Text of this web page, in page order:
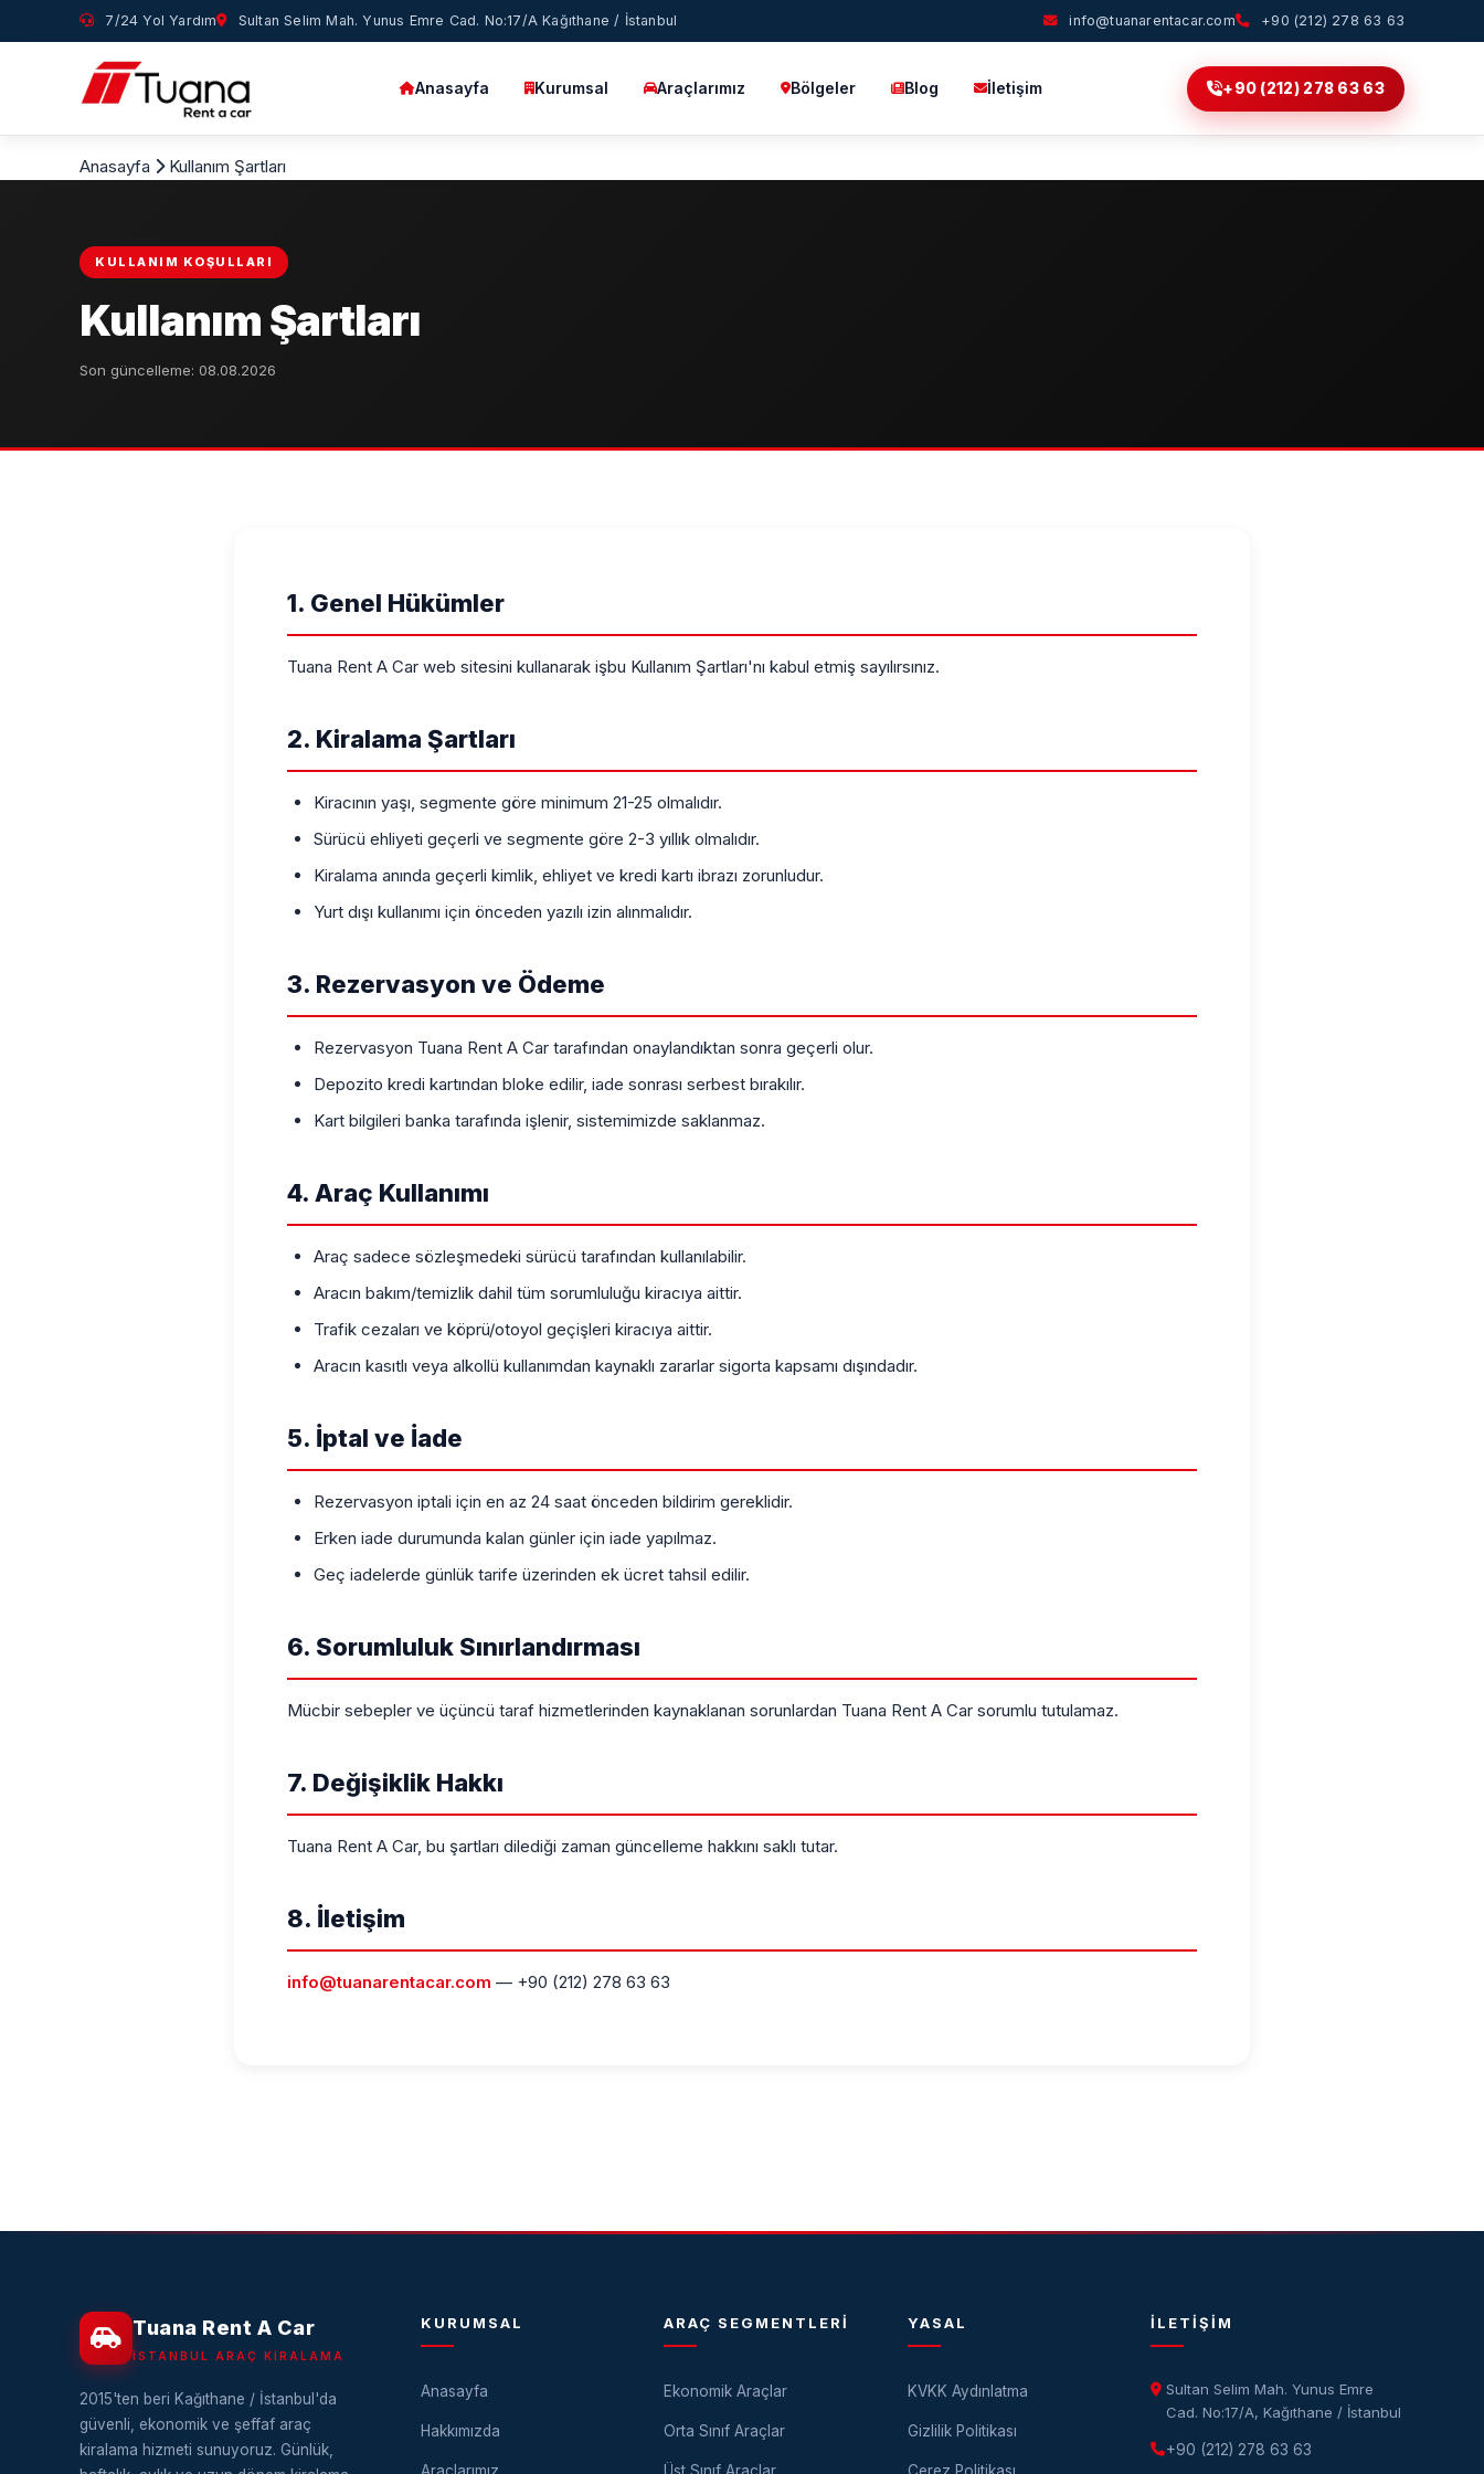
7/24 Yol Yardım Sultan Selim Mah. Yunus Emre Cad. No:17/A Kağıthane / İstanbul info@tuanarentacar.com +90 (212) 278 63 63
Anasayfa Kurumsal Araçlarımız Bölgeler Blog İletişim +90 (212) 278 63 63
Anasayfa Kullanım Şartları
KULLANIM KOŞULLARI
Kullanım Şartları
Son güncelleme: 08.08.2026
1. Genel Hükümler
Tuana Rent A Car web sitesini kullanarak işbu Kullanım Şartları'nı kabul etmiş sayılırsınız.
2. Kiralama Şartları
Kiracının yaşı, segmente göre minimum 21-25 olmalıdır.
Sürücü ehliyeti geçerli ve segmente göre 2-3 yıllık olmalıdır.
Kiralama anında geçerli kimlik, ehliyet ve kredi kartı ibrazı zorunludur.
Yurt dışı kullanımı için önceden yazılı izin alınmalıdır.
3. Rezervasyon ve Ödeme
Rezervasyon Tuana Rent A Car tarafından onaylandıktan sonra geçerli olur.
Depozito kredi kartından bloke edilir, iade sonrası serbest bırakılır.
Kart bilgileri banka tarafında işlenir, sistemimizde saklanmaz.
4. Araç Kullanımı
Araç sadece sözleşmedeki sürücü tarafından kullanılabilir.
Aracın bakım/temizlik dahil tüm sorumluluğu kiracıya aittir.
Trafik cezaları ve köprü/otoyol geçişleri kiracıya aittir.
Aracın kasıtlı veya alkollü kullanımdan kaynaklı zararlar sigorta kapsamı dışındadır.
5. İptal ve İade
Rezervasyon iptali için en az 24 saat önceden bildirim gereklidir.
Erken iade durumunda kalan günler için iade yapılmaz.
Geç iadelerde günlük tarife üzerinden ek ücret tahsil edilir.
6. Sorumluluk Sınırlandırması
Mücbir sebepler ve üçüncü taraf hizmetlerinden kaynaklanan sorunlardan Tuana Rent A Car sorumlu tutulamaz.
7. Değişiklik Hakkı
Tuana Rent A Car, bu şartları dilediği zaman güncelleme hakkını saklı tutar.
8. İletişim
info@tuanarentacar.com — +90 (212) 278 63 63
Tuana Rent A Car
İSTANBUL ARAÇ KIRALAMA
2015'ten beri Kağıthane / İstanbul'da
güvenli, ekonomik ve şeffaf araç
kiralama hizmeti sunuyoruz. Günlük,
KURUMSAL
Anasayfa
Hakkımızda
ARAÇ SEGMENTLERI
Ekonomik Araçlar
Orta Sınıf Araçlar
YASAL
KVKK Aydınlatma
Gizlilik Politikası
İLETIŞIM
Sultan Selim Mah. Yunus Emre
Cad. No:17/A, Kağıthane / İstanbul
+90 (212) 278 63 63